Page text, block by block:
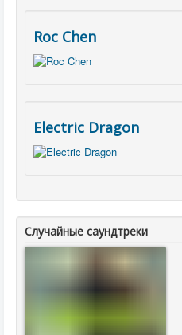
Roc Chen
Electric Dragon
Случайные саундтреки